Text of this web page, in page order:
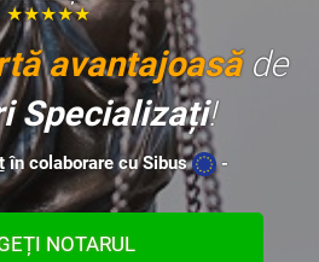
★★★★★
avantajoasăde
Specializați!
în colaborare cu Sibus -
NOTARUL